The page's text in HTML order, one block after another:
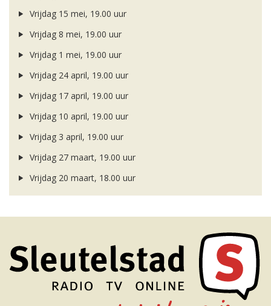
Vrijdag 15 mei, 19.00 uur
Vrijdag 8 mei, 19.00 uur
Vrijdag 1 mei, 19.00 uur
Vrijdag 24 april, 19.00 uur
Vrijdag 17 april, 19.00 uur
Vrijdag 10 april, 19.00 uur
Vrijdag 3 april, 19.00 uur
Vrijdag 27 maart, 19.00 uur
Vrijdag 20 maart, 18.00 uur